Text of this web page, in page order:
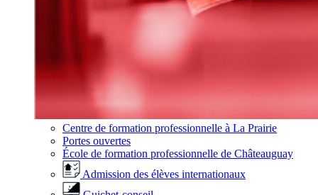
Centre de formation professionnelle à La Prairie
Portes ouvertes
École de formation professionnelle de Châteauguay
Admission des élèves internationaux